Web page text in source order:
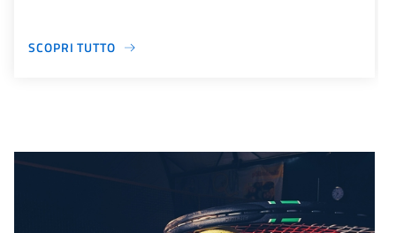
SCOPRI TUTTO